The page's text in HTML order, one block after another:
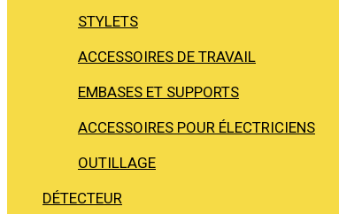
STYLETS
ACCESSOIRES DE TRAVAIL
EMBASES ET SUPPORTS
ACCESSOIRES POUR ÉLECTRICIENS
OUTILLAGE
DÉTECTEUR